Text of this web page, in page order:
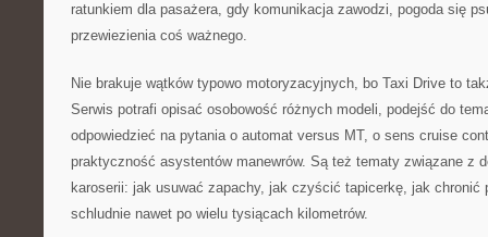
ratunkiem dla pasażera, gdy komunikacja zawodzi, pogoda się
przewiezienia coś ważnego.
Nie brakuje wątków typowo motoryzacyjnych, bo Taxi Drive to
Serwis potrafi opisać osobowość różnych modeli, podejść do
odpowiedzieć na pytania o automat versus MT, o sens cruise
praktyczność asystentów manewrów. Są też tematy związane z
karoserii: jak usuwać zapachy, jak czyścić tapicerkę, jak chronić
schludnie nawet po wielu tysiącach kilometrów.